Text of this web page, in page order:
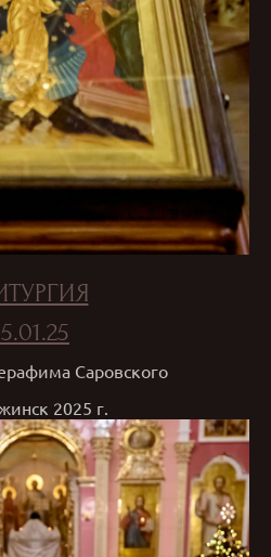
Саровского
2025 г.